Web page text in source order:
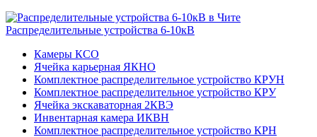
Распределительные устройства 6-10кВ
Камеры КСО
Ячейка карьерная ЯКНО
Комплектное распределительное устройство КРУН
Комплектное распределительное устройство КРУ
Ячейка экскаваторная 2КВЭ
Инвентарная камера ИКВН
Комплектное распределительное устройство КРН